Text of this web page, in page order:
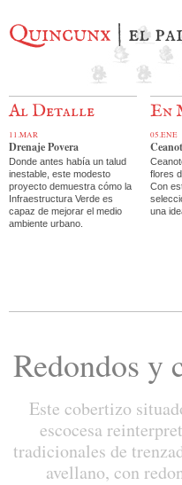
Quincunx | el
Al Detalle
11.MAR
Drenaje Povera
Donde antes había un talud
inestable, este modesto
proyecto demuestra cómo la
Infraestructura Verde es
capaz de mejorar el medio
ambiente urbano.
En
05.ENE
flores
Con
una
Redondos y
Este cobertizo
escocesa
tradicionales de
avellano, con